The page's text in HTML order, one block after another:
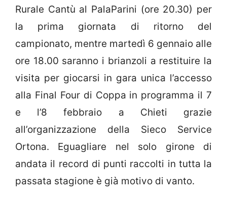
Rurale Cantù al PalaParini (ore 20.30) per
la prima giornata di ritorno del
campionato, mentre martedì 6 gennaio alle
ore 18.00 saranno i brianzoli a restituire la
visita per giocarsi in gara unica l’accesso
alla Final Four di Coppa in programma il 7
e l’8 febbraio a Chieti grazie
all’organizzazione della Sieco Service
Ortona. Eguagliare nel solo girone di
andata il record di punti raccolti in tutta la
passata stagione è già motivo di vanto.